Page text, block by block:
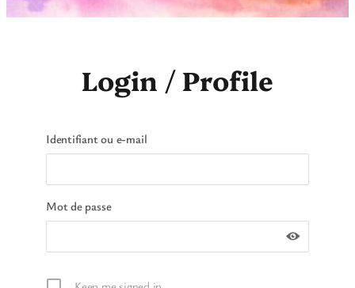
Login / Profile
Identifiant ou e-mail
Mot de passe